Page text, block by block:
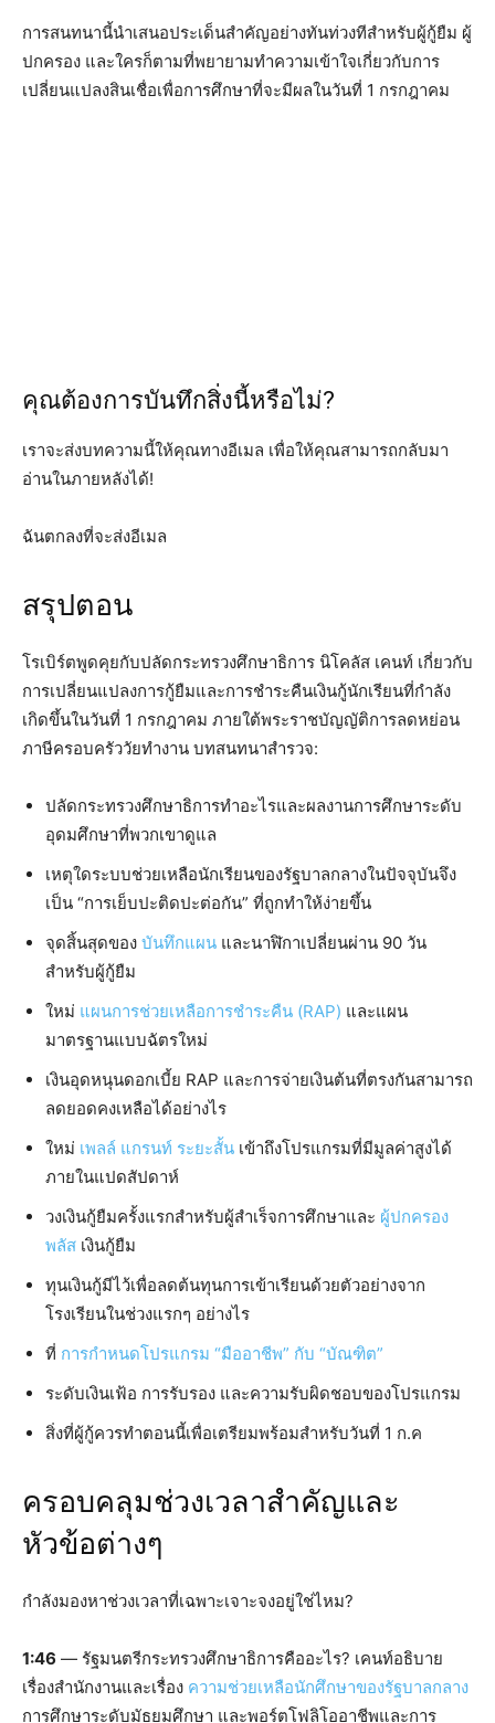
การสนทนานี้นำเสนอประเด็นสำคัญอย่างทันท่วงทีสำหรับผู้กู้ยืม ผู้
ปกครอง และใครก็ตามที่พยายามทำความเข้าใจเกี่ยวกับการ
เปลี่ยนแปลงสินเชื่อเพื่อการศึกษาที่จะมีผลในวันที่ 1 กรกฎาคม
คุณต้องการบันทึกสิ่งนี้หรือไม่?
เราจะส่งบทความนี้ให้คุณทางอีเมล เพื่อให้คุณสามารถกลับมา
อ่านในภายหลังได้!
ฉันตกลงที่จะส่งอีเมล
สรุปตอน
โรเบิร์ตพูดคุยกับปลัดกระทรวงศึกษาธิการ นิโคลัส เคนท์ เกี่ยวกับ
การเปลี่ยนแปลงการกู้ยืมและการชำระคืนเงินกู้นักเรียนที่กำลัง
เกิดขึ้นในวันที่ 1 กรกฎาคม ภายใต้พระราชบัญญัติการลดหย่อน
ภาษีครอบครัววัยทำงาน บทสนทนาสำรวจ:
ปลัดกระทรวงศึกษาธิการทำอะไรและผลงานการศึกษาระดับ
อุดมศึกษาที่พวกเขาดูแล
เหตุใดระบบช่วยเหลือนักเรียนของรัฐบาลกลางในปัจจุบันจึง
เป็น “การเย็บปะติดปะต่อกัน” ที่ถูกทำให้ง่ายขึ้น
จุดสิ้นสุดของ บันทึกแผน และนาฬิกาเปลี่ยนผ่าน 90 วัน
สำหรับผู้กู้ยืม
ใหม่ แผนการช่วยเหลือการชำระคืน (RAP) และแผน
มาตรฐานแบบฉัตรใหม่
เงินอุดหนุนดอกเบี้ย RAP และการจ่ายเงินต้นที่ตรงกันสามารถ
ลดยอดคงเหลือได้อย่างไร
ใหม่ เพลล์ แกรนท์ ระยะสั้น เข้าถึงโปรแกรมที่มีมูลค่าสูงได้
ภายในแปดสัปดาห์
วงเงินกู้ยืมครั้งแรกสำหรับผู้สำเร็จการศึกษาและ ผู้ปกครอง
พลัส เงินกู้ยืม
ทุนเงินกู้มีไว้เพื่อลดต้นทุนการเข้าเรียนด้วยตัวอย่างจาก
โรงเรียนในช่วงแรกๆ อย่างไร
ที่ การกำหนดโปรแกรม “มืออาชีพ” กับ “บัณฑิต”
ระดับเงินเฟ้อ การรับรอง และความรับผิดชอบของโปรแกรม
สิ่งที่ผู้กู้ควรทำตอนนี้เพื่อเตรียมพร้อมสำหรับวันที่ 1 ก.ค
ครอบคลุมช่วงเวลาสำคัญและ
หัวข้อต่างๆ
กำลังมองหาช่วงเวลาที่เฉพาะเจาะจงอยู่ใช่ไหม?
1:46 — รัฐมนตรีกระทรวงศึกษาธิการคืออะไร? เคนท์อธิบาย
เรื่องสำนักงานและเรื่อง ความช่วยเหลือนักศึกษาของรัฐบาลกลาง
การศึกษาระดับมัธยมศึกษา และพอร์ตโฟลิโออาชีพและการ